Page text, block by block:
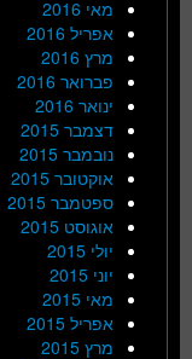
מאי 2016
אפריל 2016
מרץ 2016
פברואר 2016
ינואר 2016
דצמבר 2015
נובמבר 2015
אוקטובר 2015
ספטמבר 2015
אוגוסט 2015
יולי 2015
יוני 2015
מאי 2015
אפריל 2015
מרץ 2015